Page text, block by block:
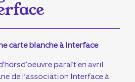
carte blanche à Interface
paraît en avril
de l’association Interface à